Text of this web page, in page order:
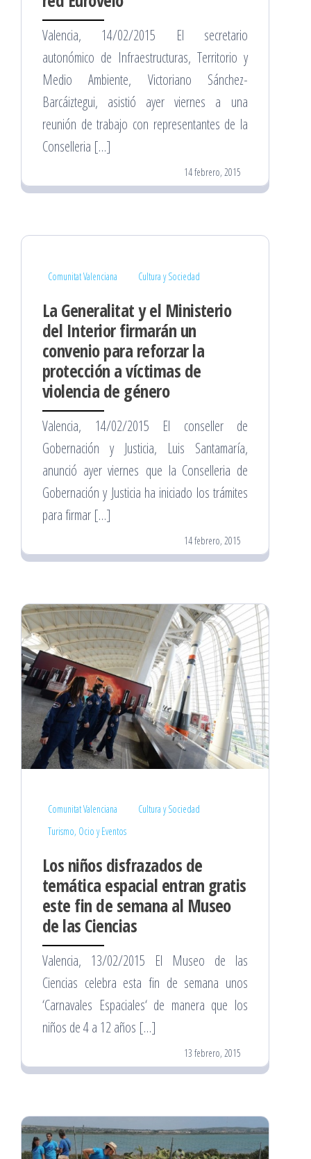
Valencia, 14/02/2015 El secretario
autonómico de Infraestructuras, Territorio y
Medio Ambiente, Victoriano Sánchez-
Barcáiztegui, asistió ayer viernes a una
reunión de trabajo con representantes de la
Conselleria […]
14 febrero, 2015
Comunitat Valenciana Cultura y Sociedad
La Generalitat y el Ministerio
del Interior firmarán un
convenio para reforzar la
protección a víctimas de
violencia de género
Valencia, 14/02/2015 El conseller de
Gobernación y Justicia, Luis Santamaría,
anunció ayer viernes que la Conselleria de
Gobernación y Justicia ha iniciado los trámites
para firmar […]
14 febrero, 2015
Comunitat Valenciana
Cultura y Sociedad
Turismo, Ocio y Eventos
Los niños disfrazados de
temática espacial entran gratis
este fin de semana al Museo
de las Ciencias
Valencia, 13/02/2015 El Museo de las
Ciencias celebra esta fin de semana unos
‘Carnavales Espaciales‘ de manera que los
niños de 4 a 12 años […]
13 febrero, 2015